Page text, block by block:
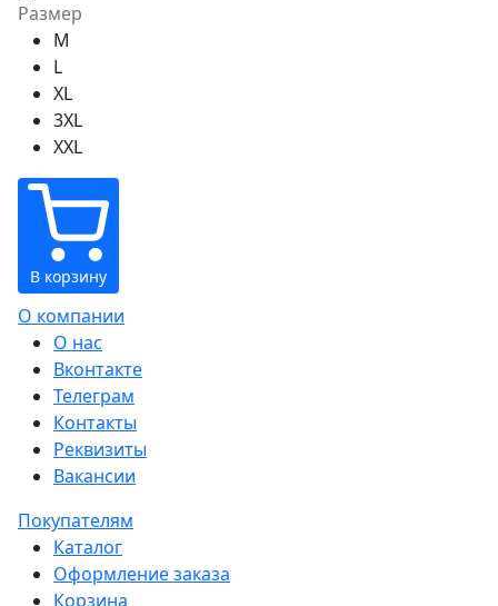
Размер
M
L
XL
3XL
XXL
В корзину
О компании
О нас
Вконтакте
Телеграм
Контакты
Реквизиты
Вакансии
Покупателям
Каталог
Оформление заказа
Корзина